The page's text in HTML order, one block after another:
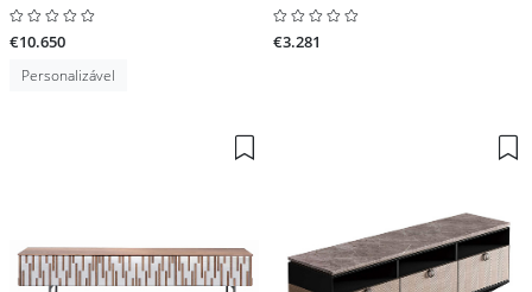
€10.650
Personalizável
€3.281